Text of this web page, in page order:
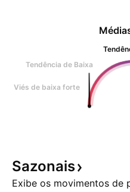
Tendência de Baixa
Viés de baixa forte
Sazonais
Exibe os movimentos de